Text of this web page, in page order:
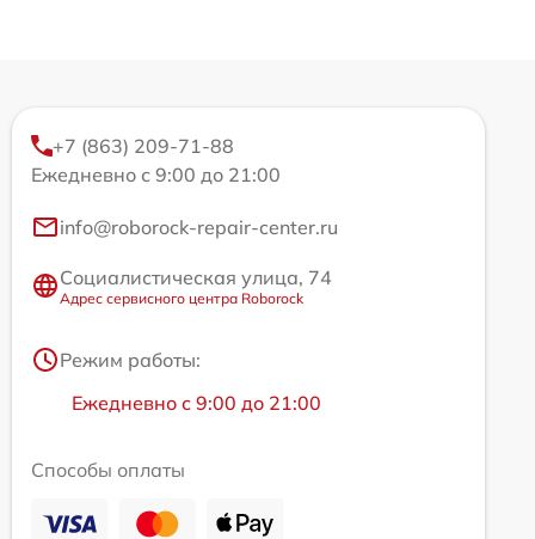
+7 (863) 209-71-88
Ежедневно с 9:00 до 21:00
info@roborock-repair-center.ru
Социалистическая улица, 74
Адрес сервисного центра Roborock
Режим работы:
Ежедневно с 9:00 до 21:00
Способы оплаты